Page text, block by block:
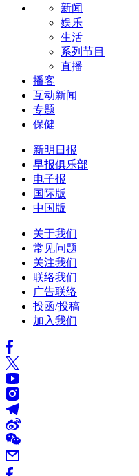
新闻
娱乐
生活
系列节目
直播
播客
互动新闻
专题
保健
新明日报
早报俱乐部
电子报
国际版
中国版
关于我们
常见问题
关注我们
联络我们
广告联络
投函/投稿
加入我们